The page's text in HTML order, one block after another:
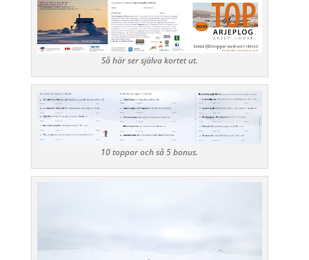
Så här ser själva kortet ut.
10 toppar och så 5 bonus.